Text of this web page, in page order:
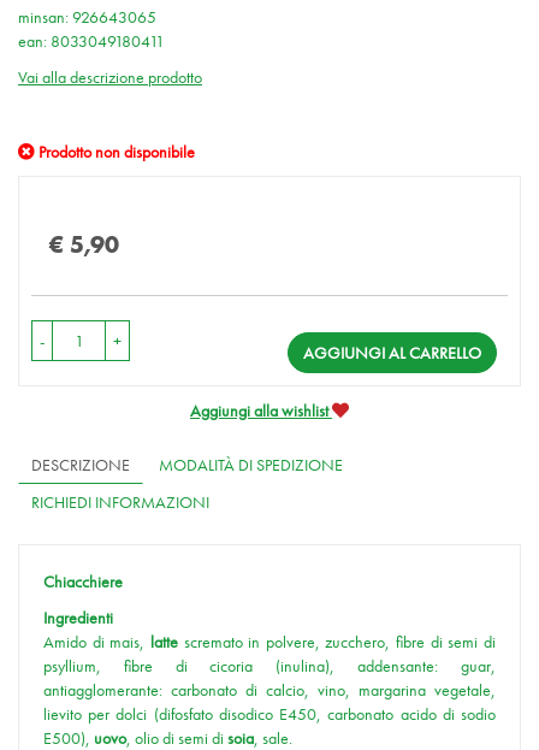
minsan: 926643065
ean: 8033049180411
Vai alla descrizione prodotto
Prodotto non disponibile
€ 5,90
- +
AGGIUNGI AL CARRELLO
Aggiungi alla wishlist
DESCRIZIONE
MODALITÀ DI SPEDIZIONE
RICHIEDI INFORMAZIONI
Chiacchiere
Ingredienti
Amido di mais, lattescremato in polvere, zucchero, fibre di semi di
psyllium, fibre di cicoria (inulina), addensante: guar,
antiagglomerante: carbonato di calcio, vino, margarina vegetale,
lievito per dolci (difosfato disodico E450, carbonato acido di sodio
E500), uovo, olio di semi di soia, sale.